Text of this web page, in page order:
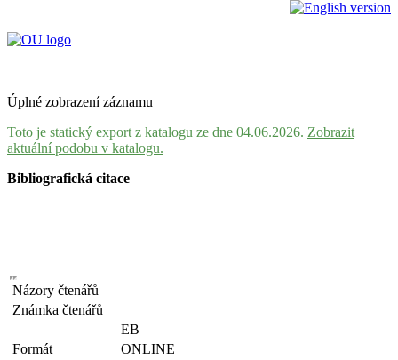
Úplné zobrazení záznamu
Toto je statický export z katalogu ze dne 04.06.2026. Zobrazit
aktuální podobu v katalogu.
Bibliografická citace
Názory čtenářů
Známka čtenářů
EB
Formát
ONLINE